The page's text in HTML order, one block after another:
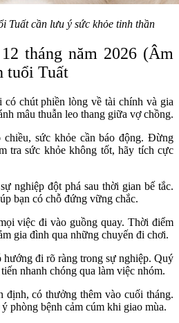
Tuất cần lưu ý sức khỏe tinh thần
tháng năm 2026 (Âm
tuổi Tuất
chút phiền lòng về tài chính và gia
mâu thuẫn leo thang giữa vợ chồng.
sức khỏe cần báo động. Đừng
tra sức khỏe không tốt, hãy tích cực
nghiệp đột phá sau thời gian bế tắc.
bạn có chỗ đứng vững chắc.
việc đi vào guồng quay. Thời điểm
gia đình qua những chuyến đi chơi.
hướng đi rõ ràng trong sự nghiệp. Quý
nhanh chóng qua làm việc nhóm.
định, có thưởng thêm vào cuối tháng.
phòng bệnh cảm cúm khi giao mùa.